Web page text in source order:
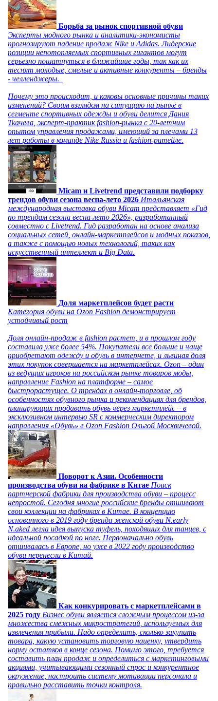
Борьба за рынок спортивной обуви
Эксперты модного рынка и аналитики-экономисты
прогнозируют падение продаж Nike и Adidas. Лидерские
позиции непотопляемых спортивных гигантов могут
серьезно пошатнуться в ближайшие годы, так как их
теснят молодые, смелые и активные конкуренты – бренды
- челленджеры.
Почему это происходит, и каковы основные причины таких
изменений? Своим взглядом на ситуацию на рынке в
сегменте спортивных одежды и обуви делится Дания
Ткачева, эксперт-практик fashion-рынка с 20-летним
опытом управления продажами, имеющий за плечами 13
лет работы в команде Nike Russia и fashion-ритейле.
Micam и Livetrend представили подборку
трендов обуви сезона весна-лето 2026 Итальянская
международная выставка обуви Micam представляет «Гид
по трендам сезона весна-лето 2026», разработанный
совместно с Livetrend. Гид разработан на основе анализа
социальных сетей, онлайн-маркетплейсов и модных показов,
а также с помощью новых технологий, таких как
искусственный интеллект и Big Data.
Доля маркетплейсов будет расти
Категория обуви на Ozon Fashion демонстрирует
устойчивый рост
Доля онлайн-продаж в fashion растет, и в прошлом году
составила уже более 54%. Покупатели все больше и чаще
приобретают одежду и обувь в интернете, и львиная доля
этих покупок совершается на маркетплейсах. Ozon – один
из ведущих игроков на российском рынке товаров моды,
направление Fashion на платформе – самое
быстрорастущее. О трендах в онлайн-торговле, об
особенностях обувного рынка и рекомендациях для брендов,
планирующих продавать обувь через маркетплейс – в
эксклюзивном интервью SR с коммерческим директором
направления «Обувь» в Ozon Fashion Ольгой Москвичевой.
Поворот к Азии. Особенности
производства обуви на фабрике в Китае Поиск
партнерской фабрики для производства обуви – процесс
непростой. Сегодня многие российские бренды отшивают
свои коллекции на фабриках в Китае. В концепцию
основанного в 2019 году бренда женской обуви N.early
N.aked легла идея выпуска туфель, походящих для танцев, с
идеальной посадкой по ноге. Первоначально обувь
отшивалась в Европе, но уже в 2022 году производство
обуви перенесли в Китай.
Как конкурировать с маркетплейсами в
2025 году Бизнес обуви является сложным процессом из-за
множества смежных микростратегий, используемых для
извлечения прибыли. Надо определить, сколько закупить
товара, какую установить торговую наценку, утвердить
норму остатков в конце сезона. Помимо этого, требуется
составить план продаж и определиться с маркетинговыми
акциями, учитывающими сезонный спрос и конкурентное
окружение, настроить систему мотивации персонала и
правильно расставить точки контроля.